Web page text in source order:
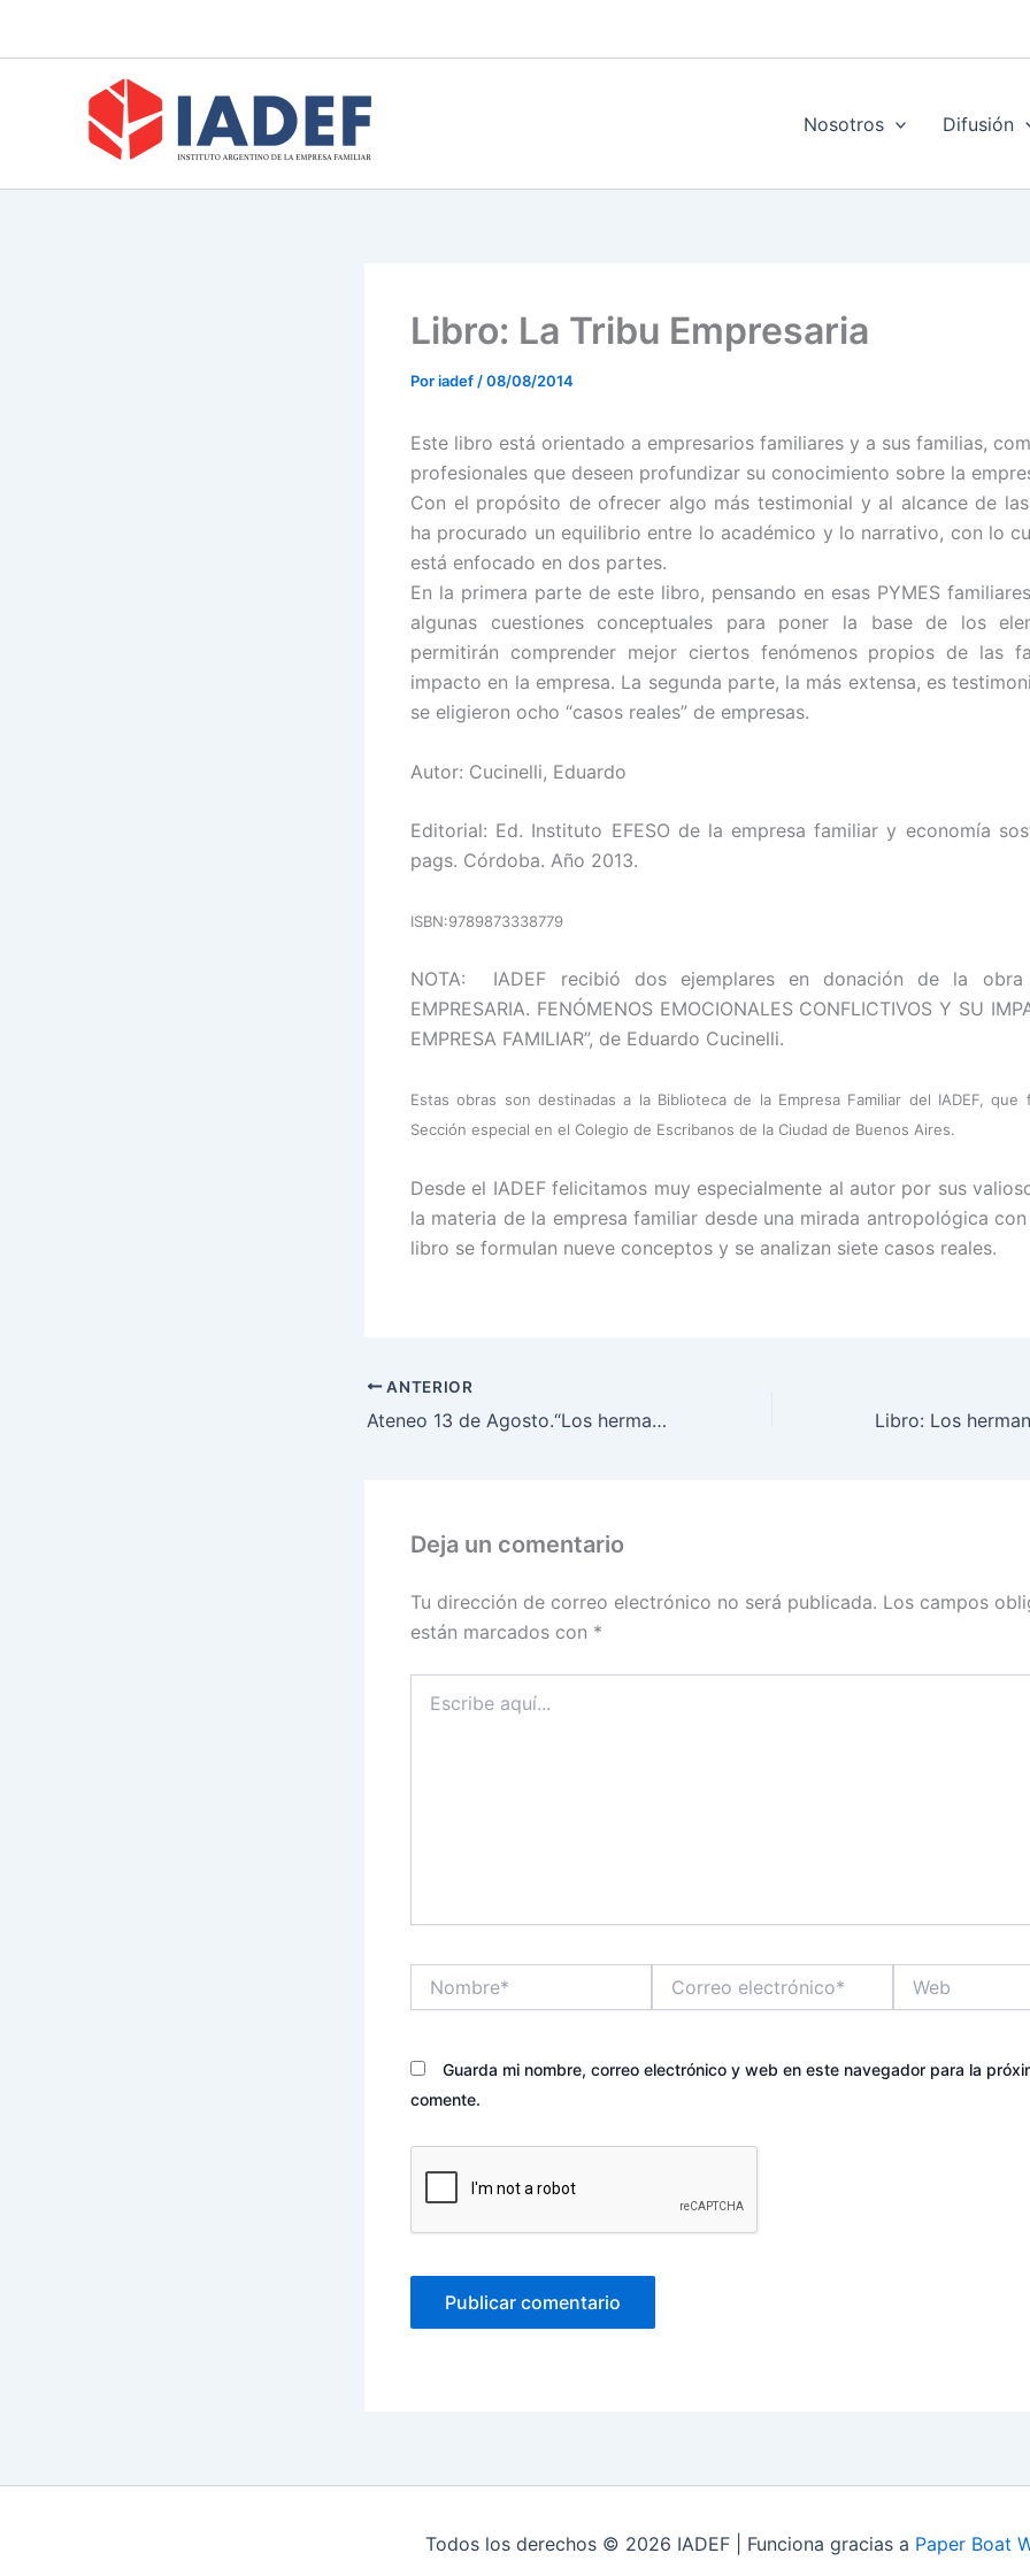
Nosotros Difusión
Libro: La Tribu Empresaria
Poriadef /08/08/2014
Este libro está orientado a empresarios familiares y a sus familias,
profesionales que deseen profundizar su conocimiento sobre la
Con el propósito de ofrecer algo más testimonial y al alcance de
ha procurado un equilibrio entre lo académico y lo narrativo, con lo
está enfocado en dos partes.
En la primera parte de este libro, pensando en esas PYMES
algunas cuestiones conceptuales para poner la base de los
permitirán comprender mejor ciertos fenómenos propios de las
impacto en la empresa. La segunda parte, la más extensa, es
se eligieron ocho “casos reales” de empresas.
Autor: Cucinelli, Eduardo
Editorial: Ed. Instituto EFESO de la empresa familiar y economía
pags. Córdoba. Año 2013.
ISBN:9789873338779
NOTA: IADEF recibió dos ejemplares en donación de la obra
EMPRESARIA. FENÓMENOS EMOCIONALES CONFLICTIVOS Y SU
EMPRESA FAMILIAR”, de Eduardo Cucinelli.
Estas obras son destinadas a la Biblioteca de la Empresa Familiar del IADEF, que
Sección especial en el Colegio de Escribanos de la Ciudad de Buenos Aires.
Desde el IADEF felicitamos muy especialmente al autor por sus
la materia de la empresa familiar desde una mirada antropológica
libro se formulan nueve conceptos y se analizan siete casos reales.
ANTERIOR
Ateneo 13 de Agosto.“Los hermanos en la empresa familiar”.
Deja un comentario
Tu dirección de correo electrónico no será publicada. Los campos
están marcados con *
aquí...
electrónico*
Guarda mi nombre, correo electrónico y web en este navegador para la
comente.
Todos los derechos © 2026 IADEF | Funciona gracias a Paper Boat